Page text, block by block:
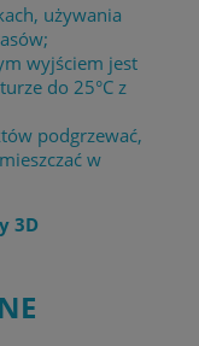
używania
wyjściem jest
do 25°C z
podgrzewać,
w
3D